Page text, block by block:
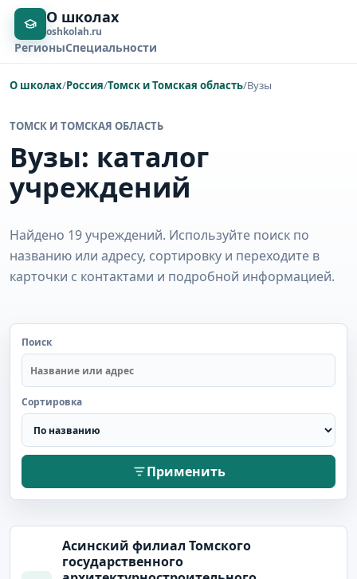
О школах
oshkolah.ru
РегионыСпециальности
О школах/Россия/Томск и Томская область/Вузы
ТОМСК И ТОМСКАЯ ОБЛАСТЬ
Вузы: каталог
учреждений
Найдено 19 учреждений. Используйте поиск по
названию или адресу, сортировку и переходите в
карточки с контактами и подробной информацией.
Поиск
Сортировка
Применить
Асинский филиал Томского
государственного